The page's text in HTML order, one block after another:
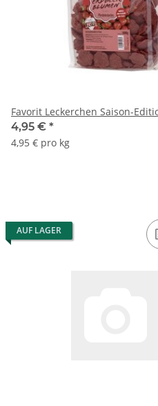
Favorit Leckerchen Saison-
4,95 € *
4,95 € pro kg
AUF LAGER